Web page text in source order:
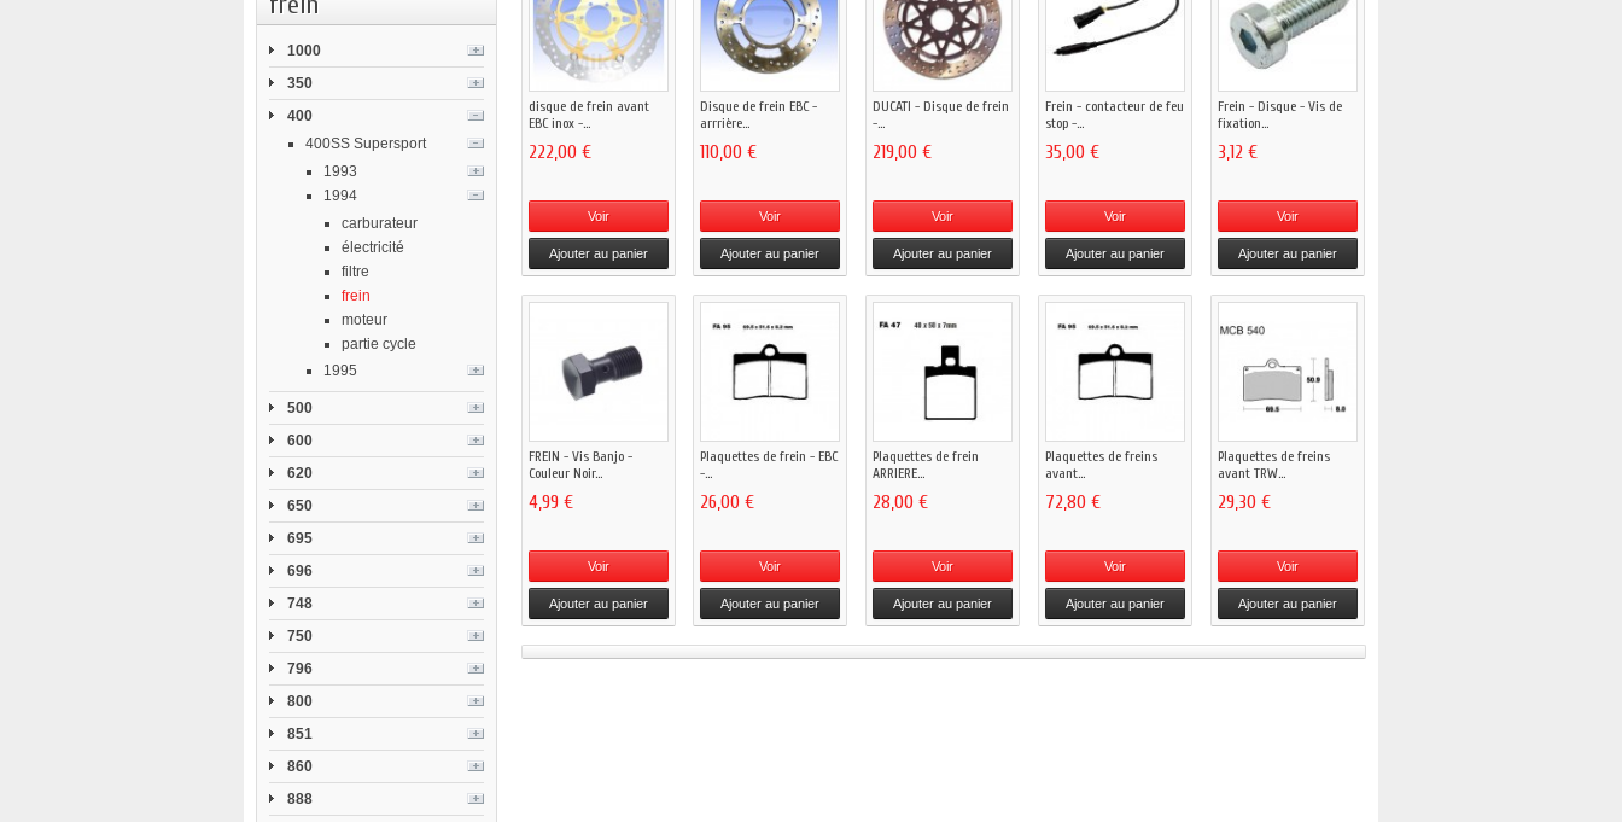
1000
350
400
400SS Supersport
1993
1994
carburateur
électricité
filtre
frein
moteur
partie cycle
1995
500
600
620
650
695
696
748
750
796
800
851
860
888
disque de frein avant
EBC inox -...
222,00 €
Voir
Ajouter au panier
Disque de frein EBC -
arrrière...
110,00 €
Voir
Ajouter au panier
DUCATI - Disque de frein
-...
219,00 €
Voir
Ajouter au panier
Frein - contacteur de feu
stop -...
35,00 €
Voir
Ajouter au panier
Frein - Disque - Vis de
fixation...
3,12 €
Voir
Ajouter au panier
FREIN - Vis Banjo -
Couleur Noir...
4,99 €
Voir
Ajouter au panier
Plaquettes de frein - EBC
-...
26,00 €
Voir
Ajouter au panier
Plaquettes de frein
ARRIERE...
28,00 €
Voir
Ajouter au panier
Plaquettes de freins
avant...
72,80 €
Voir
Ajouter au panier
Plaquettes de freins
avant TRW...
29,30 €
Voir
Ajouter au panier